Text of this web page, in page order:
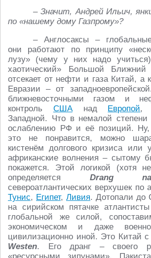
– Значит, Андрей Ильич,
по «нашему дому Газпрому»?
– Англосаксы –
они работают по принципу
лузу» (чему у них надо
хаотический» Большой Ближний
отсекает от нефти и газа Китай, а
Евразии – от
ближневосточными газом и
контроль СШАнад Европой,
Западной. Что в немалой степени
ослаблению РФ и её позиций.
это не понравится, можно
кистенём долгового кризиса или
африканские волнения – сытому
покажется. Этой логикой (хотя
определяется Drang
североатлантических верхушек по
Тунис, Египет, Ливия. Дотопали
на сирийском пятачке
глобальной же силой,
экономическом и даже
цивилизационно иной. Это Китай
Westen. Его дранг – своего